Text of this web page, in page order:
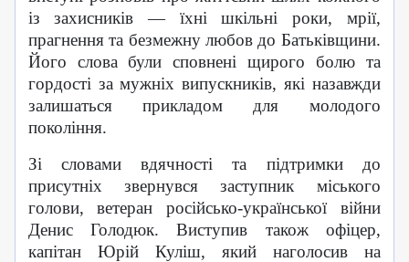
із захисників — їхні шкільні роки, мрії,
прагнення та безмежну любов до Батьківщини.
Його слова були сповнені щирого болю та
гордості за мужніх випускників, які назавжди
залишаться прикладом для молодого
покоління.
Зі словами вдячності та підтримки до
присутніх звернувся заступник міського
голови, ветеран російсько-української війни
Денис Голодюк. Виступив також офіцер,
капітан Юрій Куліш, який наголосив на